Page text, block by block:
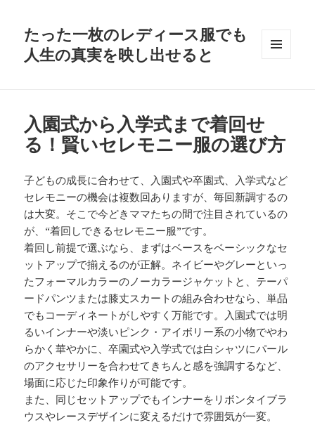
たった一枚のレディース服でも
人生の真実を映し出せると
入園式から入学式まで着回せ
る！賢いセレモニー服の選び方
子どもの成長に合わせて、入園式や卒園式、入学式など
セレモニーの機会は複数回ありますが、毎回新調するの
は大変。そこで今どきママたちの間で注目されているの
が、“着回しできるセレモニー服”です。
着回し前提で選ぶなら、まずはベースをベーシックなセ
ットアップで揃えるのが正解。ネイビーやグレーといっ
たフォーマルカラーのノーカラージャケットと、テーパ
ードパンツまたは膝丈スカートの組み合わせなら、単品
でもコーディネートがしやすく万能です。入園式では明
るいインナーや淡いピンク・アイボリー系の小物でやわ
らかく華やかに、卒園式や入学式では白シャツにパール
のアクセサリーを合わせてきちんと感を強調するなど、
場面に応じた印象作りが可能です。
また、同じセットアップでもインナーをリボンタイブラ
ウスやレースデザインに変えるだけで雰囲気が一変。